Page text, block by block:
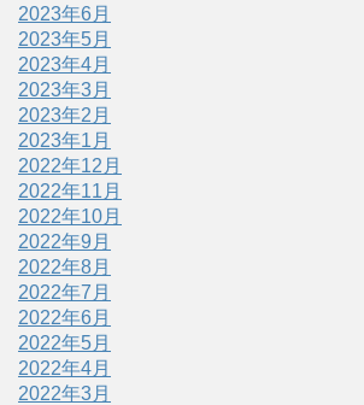
2023年6月
2023年5月
2023年4月
2023年3月
2023年2月
2023年1月
2022年12月
2022年11月
2022年10月
2022年9月
2022年8月
2022年7月
2022年6月
2022年5月
2022年4月
2022年3月